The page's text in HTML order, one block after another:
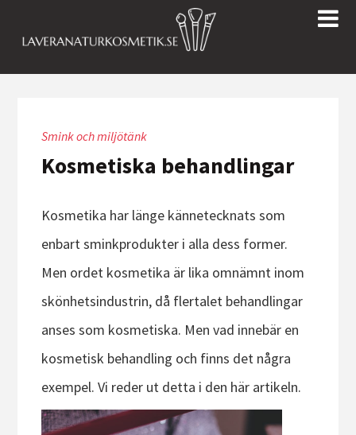
Smink och miljötänk
Kosmetiska behandlingar
Kosmetika har länge kännetecknats som
enbart sminkprodukter i alla dess former.
Men ordet kosmetika är lika omnämnt inom
skönhetsindustrin, då flertalet behandlingar
anses som kosmetiska. Men vad innebär en
kosmetisk behandling och finns det några
exempel. Vi reder ut detta i den här artikeln.